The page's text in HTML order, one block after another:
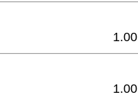
1.00
1.00